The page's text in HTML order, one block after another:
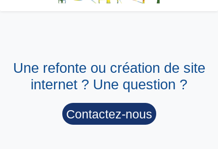
Une refonte ou création de site
internet ? Une question ?
Contactez-nous